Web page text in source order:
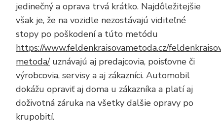
jedinečný a oprava trvá krátko. Najdôležitejšie
však je, že na vozidle nezostávajú viditeľné
stopy po poškodení a túto metódu
https://www.feldenkraisovametoda.cz/
metoda/uznávajú aj predajcovia, poisťovne či
výrobcovia, servisy a aj zákazníci. Automobil
dokážu opraviť aj doma u zákazníka a platí aj
doživotná záruka na všetky ďalšie opravy po
krupobití.